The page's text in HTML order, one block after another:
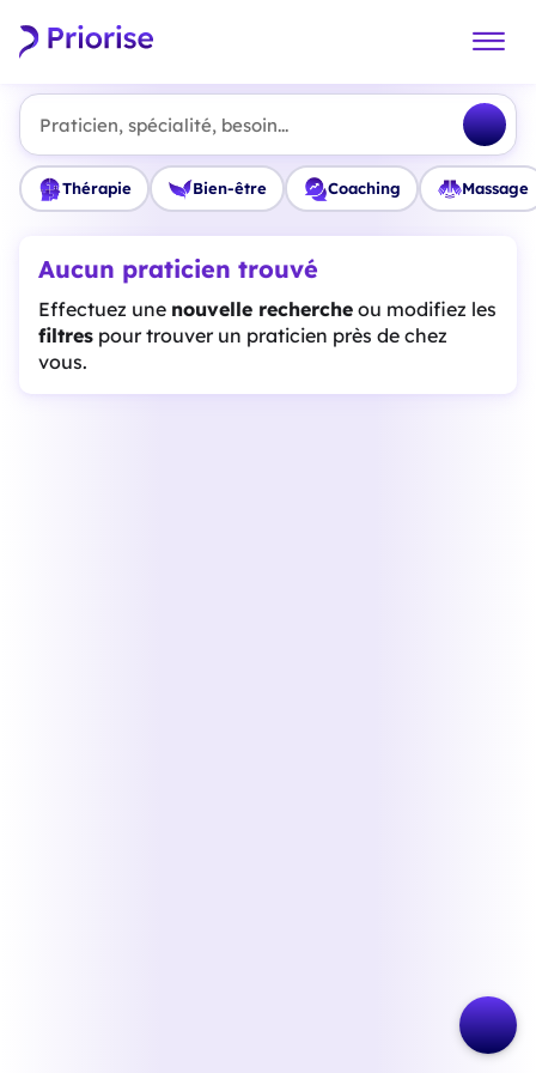
Praticien, spécialité, besoin...
Thérapie Bien-être Coaching Massage
Aucun praticien trouvé
Effectuez une nouvelle recherche ou modifiez les
filtres pour trouver un praticien près de chez
vous.